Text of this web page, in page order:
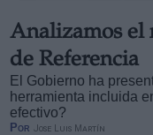
Analizamos el
de Referencia
El Gobierno ha
herramienta incluida
efectivo?
Por Jose Luis Martín